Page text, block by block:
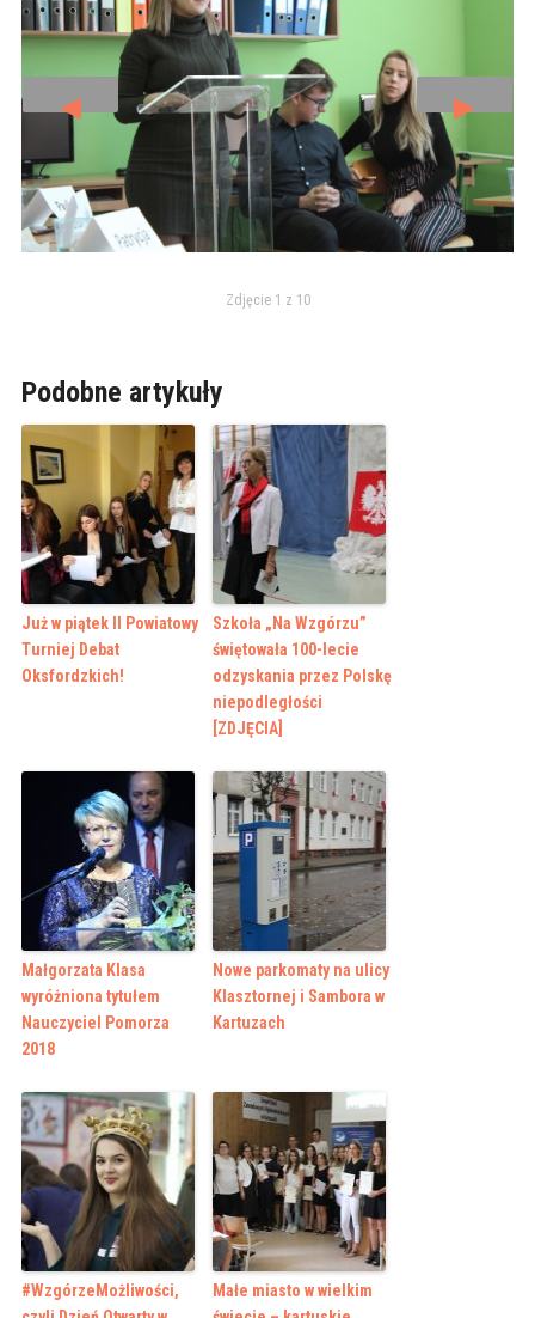
◄ ►
Zdjęcie 1 z 10
Podobne artykuły
Już w piątek II Powiatowy
Turniej Debat
Oksfordzkich!
Szkoła „Na Wzgórzu”
świętowała 100-lecie
odzyskania przez Polskę
niepodległości
[ZDJĘCIA]
Małgorzata Klasa
wyróżniona tytułem
Nauczyciel Pomorza
2018
Nowe parkomaty na ulicy
Klasztornej i Sambora w
Kartuzach
#WzgórzeMożliwości,
Małe miasto w wielkim